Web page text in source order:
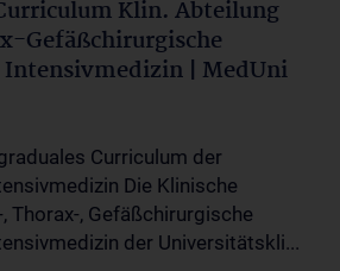
Klin. Abteilung
Gefäßchirurgische
Intensivmedizin | MedUni
Curriculum der
Die Klinische
Thorax-, Gefäßchirurgische
der Universitätskli...